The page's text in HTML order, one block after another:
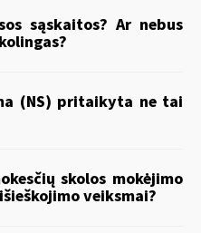
sąskaitos? Ar nebus
(NS) pritaikyta ne tai
skolos mokėjimo
veiksmai?